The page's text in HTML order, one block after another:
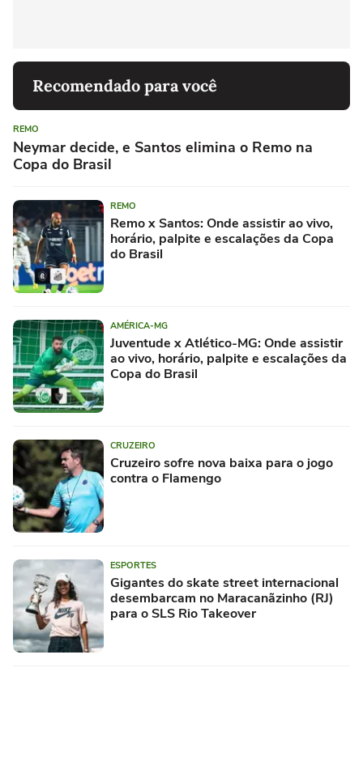
Recomendado para você
REMO
Neymar decide, e Santos elimina o Remo na
Copa do Brasil
REMO
Remo x Santos: Onde assistir ao vivo,
horário, palpite e escalações da Copa
do Brasil
AMÉRICA-MG
Juventude x Atlético-MG: Onde assistir
ao vivo, horário, palpite e escalações da
Copa do Brasil
CRUZEIRO
Cruzeiro sofre nova baixa para o jogo
contra o Flamengo
ESPORTES
Gigantes do skate street internacional
desembarcam no Maracanãzinho (RJ)
para o SLS Rio Takeover